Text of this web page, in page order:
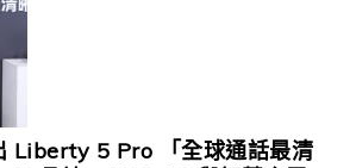
Liberty 5 Pro 「全球通話最清